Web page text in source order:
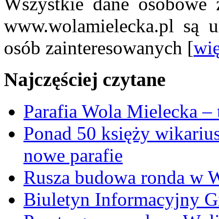
www.wolamielecka.pl są
osób zainteresowanych [
Najczęściej czytane
Parafia Wola Mielecka
Ponad 50 księży
nowe parafie
Rusza budowa ronda w
Biuletyn Informacyjny